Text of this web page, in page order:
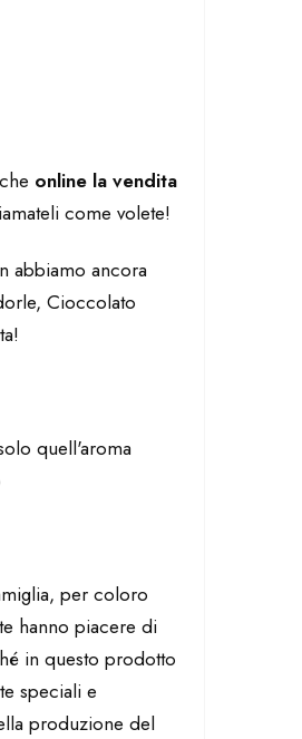
online la vendita
come volete!
abbiamo ancora
Cioccolato
quell'aroma
per coloro
hanno piacere di
in questo prodotto
speciali e
produzione del